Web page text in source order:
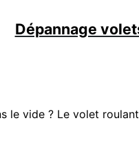
Dépannage
le vide ? Le volet